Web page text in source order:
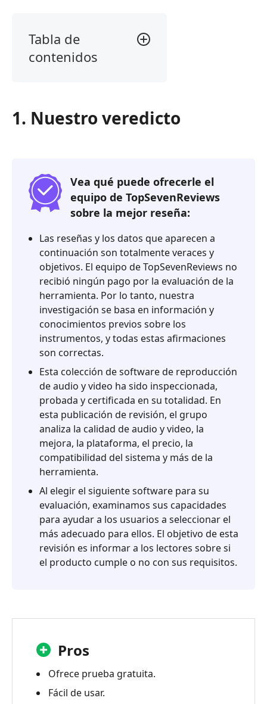
Tabla de
contenidos
2.
reproductor
de
Blu-
Tipard?
3.
Reseña
Tipard
4.
Preguntas
frecuentes
5.
Mejor
alternativa
1. Nuestro veredicto
Vea qué puede ofrecerle el
equipo de TopSevenReviews
sobre la mejor reseña:
Las reseñas y los datos que aparecen a
continuación son totalmente veraces y
objetivos. El equipo de TopSevenReviews no
recibió ningún pago por la evaluación de la
herramienta. Por lo tanto, nuestra
investigación se basa en información y
conocimientos previos sobre los
instrumentos, y todas estas afirmaciones
son correctas.
Esta colección de software de reproducción
de audio y video ha sido inspeccionada,
probada y certificada en su totalidad. En
esta publicación de revisión, el grupo
analiza la calidad de audio y video, la
mejora, la plataforma, el precio, la
compatibilidad del sistema y más de la
herramienta.
Al elegir el siguiente software para su
evaluación, examinamos sus capacidades
para ayudar a los usuarios a seleccionar el
más adecuado para ellos. El objetivo de esta
revisión es informar a los lectores sobre si
el producto cumple o no con sus requisitos.
Pros
Ofrece prueba gratuita.
Fácil de usar.